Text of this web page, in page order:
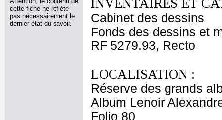
cette fiche ne reflète
pas nécessairement le
dernier état du savoir.
INVENTAIRES ET
Cabinet des dessins
Fonds des dessins et
RF 5279.93, Recto
LOCALISATION :
Réserve des grands
Album Lenoir
Folio 80